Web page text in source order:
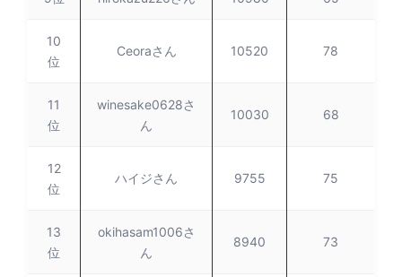
10
位
Ceoraさん 10520 78
11
位
winesake0628さ
ん
10030 68
12
位
ハイジさん 9755 75
13
位
okihasam1006さ
ん
8940 73